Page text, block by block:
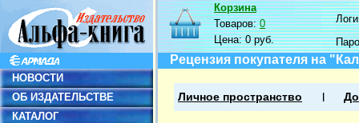
НОВОСТИ
ОБ ИЗДАТЕЛЬСТВЕ
КАТАЛОГ
Корзина
Товаров:0
Цена:0 руб.
Рецензия покупателя на
Личное пространство